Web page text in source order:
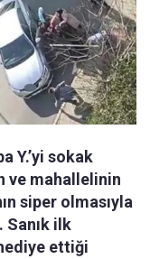
Y.’yi sokak
ve mahallelinin
siper olmasıyla
ilk
ettiği